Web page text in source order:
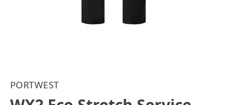
PORTWEST